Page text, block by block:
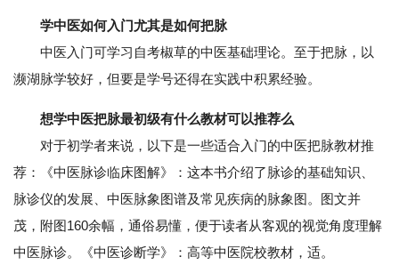
学中医如何入门尤其是如何把脉
中医入门可学习自考椒草的中医基础理论。至于把脉，以
濒湖脉学较好，但要是学号还得在实践中积累经验。
想学中医把脉最初级有什么教材可以推荐么
对于初学者来说，以下是一些适合入门的中医把脉教材推
荐：《中医脉诊临床图解》：这本书介绍了脉诊的基础知识、
脉诊仪的发展、中医脉象图谱及常见疾病的脉象图。图文并
茂，附图160余幅，通俗易懂，便于读者从客观的视觉角度理解
中医脉诊。《中医诊断学》：高等中医院校教材，适。